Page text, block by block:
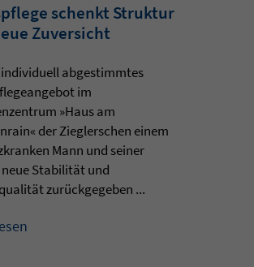
schenkt Struktur
Zuversicht
individuell abgestimmtes
im
»Haus am
der Zieglerschen einem
Mann und seiner
Stabilität und
zurückgegeben ...